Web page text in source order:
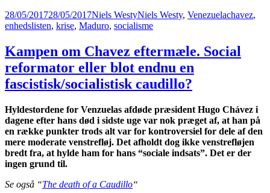
Posted
on
28/05/201728/05/2017Author
Niels WestyCategories
Niels Westy, VenezuelaTags
chavez,
enhedslisten, krise, Maduro, socialisme
Kampen om Chavez eftermæle. Social
reformator eller blot endnu en
fascistisk/socialistisk caudillo?
Hyldestordene for Venzuelas afdøde præsident Hugo Chávez i
dagene efter hans død i sidste uge var nok præget af, at han på
en række punkter trods alt var for kontroversiel for dele af den
mere moderate venstrefløj. Det afholdt dog ikke venstrefløjen
bredt fra, at hylde ham for hans “sociale indsats”. Det er der
ingen grund til.
Se også “The death of a Caudillo“